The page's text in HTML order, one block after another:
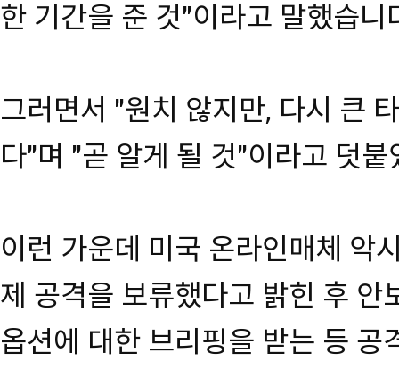
한 기간을 준 것"이라고 말했습니
그러면서 "원치 않지만, 다시 큰
다"며 "곧 알게 될 것"이라고 덧붙
이런 가운데 미국 온라인매체 악
제 공격을 보류했다고 밝힌 후 안
옵션에 대한 브리핑을 받는 등 공